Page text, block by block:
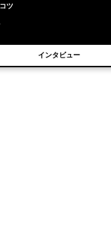
ツ
インタビュー